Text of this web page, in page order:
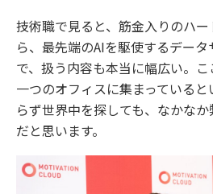
技術職で見ると、筋金入りのハ
ら、最先端のAIを駆使するデー
で、扱う内容も本当に幅広い。
一つのオフィスに集まっている
らず世界中を探しても、なかな
だと思います。